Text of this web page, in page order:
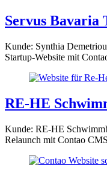
Servus Bavaria
Kunde: Synthia Demetriou
Startup-Website mit
RE-HE
Kunde: RE-HE
Relaunch mit Contao